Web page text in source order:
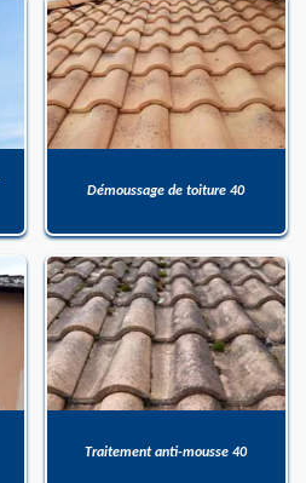
Démoussage de toiture 40
Traitement anti-mousse 40